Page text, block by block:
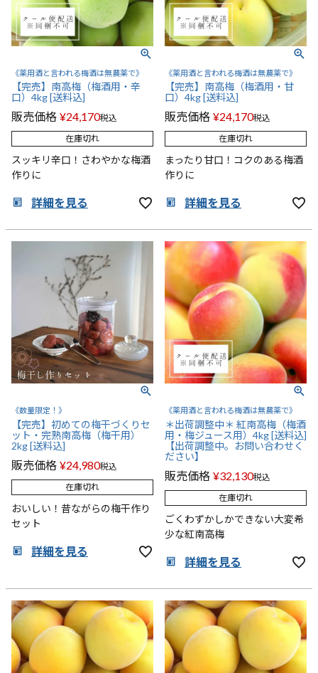
《薬用酒と言われる梅酒は無農薬で》
【完売】南高梅（梅酒用・辛
口）4kg [送料込]
販売価格 ¥24,170税込
在庫切れ
スッキリ辛口！さわやかな梅酒
作りに
詳細を見る
《薬用酒と言われる梅酒は無農薬で》
【完売】南高梅（梅酒用・甘
口）4kg [送料込]
販売価格 ¥24,170税込
在庫切れ
まったり甘口！コクのある梅酒
作りに
詳細を見る
《数量限定！》
【完売】初めての梅干づくりセ
ット・完熟南高梅（梅干用）
2kg [送料込]
販売価格 ¥24,980税込
在庫切れ
おいしい！昔ながらの梅干作り
セット
詳細を見る
《薬用酒と言われる梅酒は無農薬で》
＊出荷調整中＊ 紅南高梅（梅酒
用・梅ジュース用）4kg [送料込]
【出荷調整中。お問い合わせく
ださい】
販売価格 ¥32,130税込
在庫切れ
ごくわずかしかできない大変希
少な紅南高梅
詳細を見る